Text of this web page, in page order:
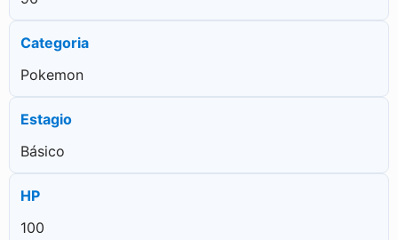
Categoria
Pokemon
Estagio
Básico
HP
100